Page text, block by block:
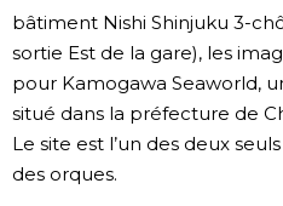
Tokyo
bâtiment Nishi Shinjuku 3-
sortie Est de la gare), les
pour Kamogawa Seaworld,
situé dans la préfecture de
Le site est l’un des deux
des orques.